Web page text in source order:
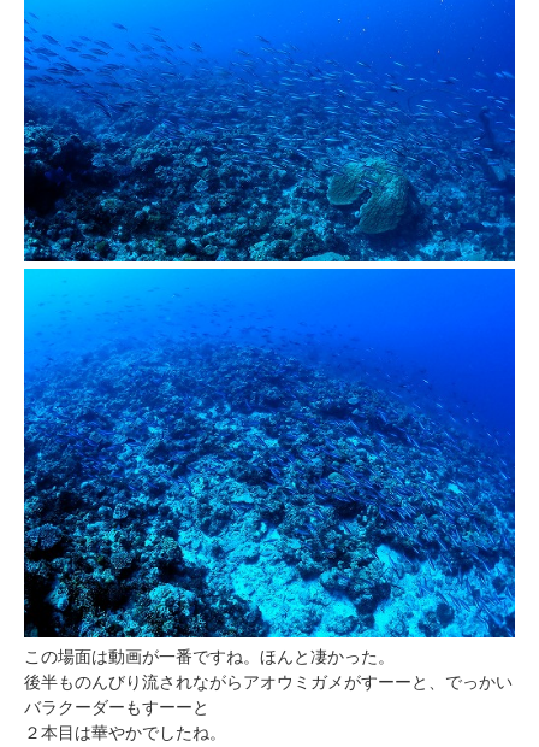
この場面は動画が一番ですね。ほんと凄かった。
後半ものんびり流されながらアオウミガメがすーーと、でっかい
バラクーダーもすーーと
２本目は華やかでしたね。